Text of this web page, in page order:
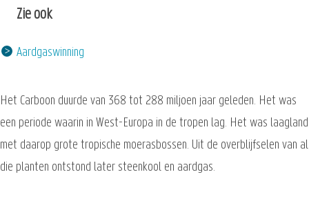
Zie ook
Aardgaswinning
Het Carboon duurde van 368 tot 288 miljoen jaar geleden. Het was
een periode waarin in West-Europa in de tropen lag. Het was laagland
met daarop grote tropische moerasbossen. Uit de overblijfselen van al
die planten ontstond later steenkool en aardgas.